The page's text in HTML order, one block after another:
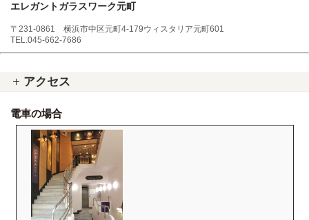
エレガントガラスワーク元町
〒231-0861 横浜市中区元町4-179ウィスタリア元町601
TEL.045-662-7686
アクセス
電車の場合